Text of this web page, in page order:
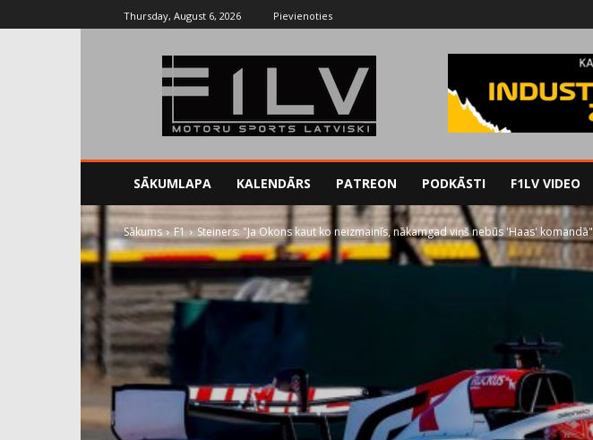
Thursday, August 6, 2026 Pievienoties
SĀKUMLAPA KALENDĀRS PATREON PODKĀSTI F1LV VIDEO
Sākums F1 Steiners: "Ja Okons kaut ko neizmainīs, nākamgad viņš nebūs 'Haas' komandā"